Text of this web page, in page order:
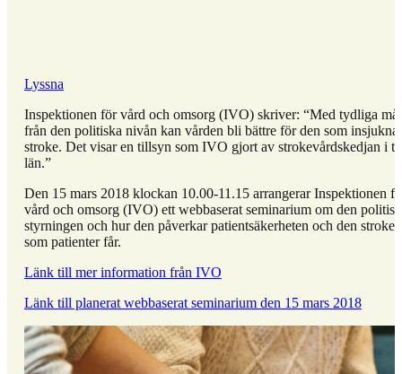
Lyssna
Inspektionen för vård och omsorg (IVO) skriver: “Med tydliga mål
från den politiska nivån kan vården bli bättre för den som
stroke. Det visar en tillsyn som IVO gjort av strokevårdskedjan i
län.”
Den 15 mars 2018 klockan 10.00-11.15 arrangerar Inspektionen
vård och omsorg (IVO) ett webbaserat seminarium om den
styrningen och hur den påverkar patientsäkerheten och den
som patienter får.
Länk till mer information från IVO
Länk till planerat webbaserat seminarium den 15 mars 2018